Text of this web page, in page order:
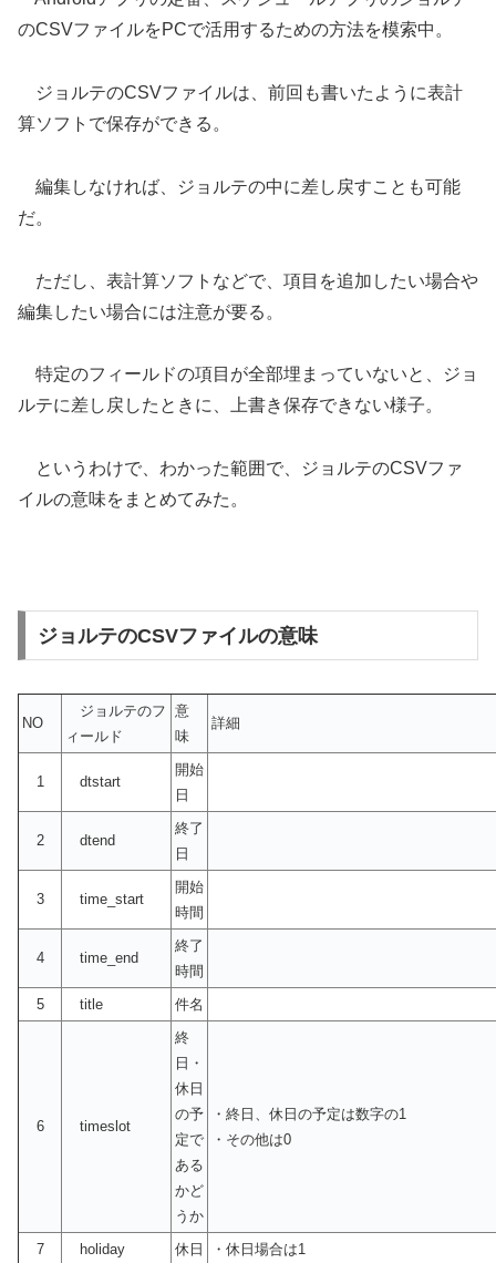
のCSVファイルをPCで活用するための方法を模索中。
ジョルテのCSVファイルは、前回も書いたように表計
算ソフトで保存ができる。
編集しなければ、ジョルテの中に差し戻すことも可能
だ。
ただし、表計算ソフトなどで、項目を追加したい場合や
編集したい場合には注意が要る。
特定のフィールドの項目が全部埋まっていないと、ジョ
ルテに差し戻したときに、上書き保存できない様子。
というわけで、わかった範囲で、ジョルテのCSVファ
イルの意味をまとめてみた。
ジョルテのCSVファイルの意味
NO
ジョルテのフ
ィールド
意
味
詳細
1 dtstart
開始
日
2 dtend
終了
日
3 time_start
開始
時間
4 time_end
終了
時間
5
title 件名
6 timeslot
終
日・
休日
の予
定で
ある
かど
うか
・終日、休日の予定は数字の1
・その他は0
7 holiday 休日 ・休日場合は1